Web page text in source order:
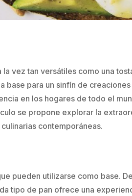
vez tan versátiles como una
para un sinfín de
en los hogares de todo el
se propone explorar la
contemporáneas.
pueden utilizarse como base.
tipo de pan ofrece una